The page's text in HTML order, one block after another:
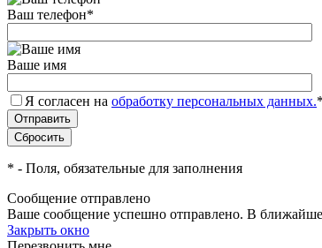
Ваш телефон*
Ваше имя
Я согласен на обработку персональных данных.*
* - Поля, обязательные для заполнения
Сообщение отправлено
Ваше сообщение успешно отправлено. В
Закрыть окно